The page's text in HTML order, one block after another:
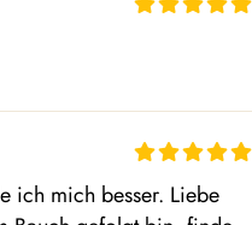
ich mich besser. Liebe